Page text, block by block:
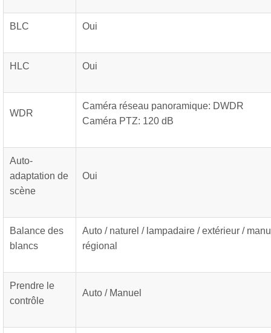
BLC Oui
HLC Oui
WDR
Caméra réseau panoramique: DWDR
Caméra PTZ: 120 dB
Auto-
adaptation de
scène
Oui
Balance des
blancs
Auto / naturel / lampadaire / extérieur /
régional
Prendre le
contrôle
Auto / Manuel